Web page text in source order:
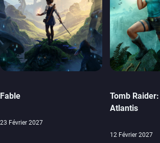
Fable
23 Février 2027
Tomb
Atlantis
12 Février 2027